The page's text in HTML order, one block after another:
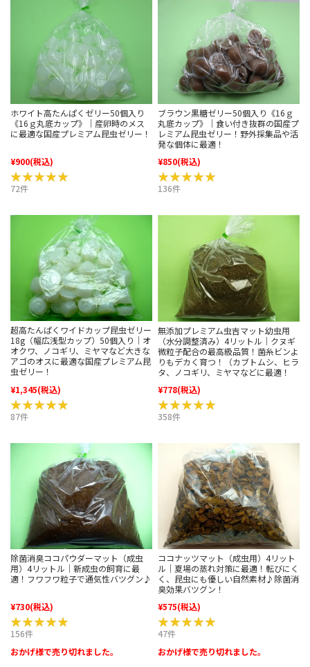
ホワイト高たんぱくゼリー50個入り
《16ｇ丸底カップ》｜産卵時のメス
に最適な国産プレミアム昆虫ゼリー！
¥900(税込)
★★★★★
★★★★★
72件
ブラウン黒糖ゼリー50個入り《16ｇ
丸底カップ》｜食い付き抜群の国産プ
レミアム昆虫ゼリー！野外採集品や活
発な個体に最適！
¥850(税込)
★★★★★
★★★★★
136件
超高たんぱくワイドカップ昆虫ゼリー
18g（幅広浅型カップ）50個入り｜オ
オクワ、ノコギリ、ミヤマなど大きな
アゴのオスに最適な国産プレミアム昆
虫ゼリー！
¥1,345(税込)
★★★★★
★★★★★
87件
無添加プレミアム虫吉マット幼虫用
（水分調整済み）4リットル｜クヌギ
微粒子配合の最高級品質！菌糸ビンよ
りもデカく育つ！（カブトムシ、ヒラ
タ、ノコギリ、ミヤマなどに最適！
¥778(税込)
★★★★★
★★★★★
358件
除菌消臭ココパウダーマット（成虫
用）4リットル｜新成虫の飼育に最
適！フワフワ粒子で通気性バツグン♪
¥730(税込)
★★★★★
★★★★★
156件
おかげ様で売り切れました。
ココナッツマット（成虫用）4リット
ル｜夏場の蒸れ対策に最適！転びにく
く、昆虫にも優しい自然素材♪除菌消
臭効果バツグン！
¥575(税込)
★★★★★
★★★★★
47件
おかげ様で売り切れました。